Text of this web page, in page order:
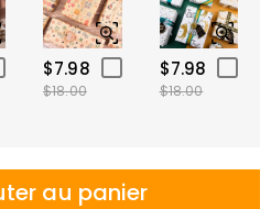
$7.98
$18.00
$7.98
$18.00
au panier